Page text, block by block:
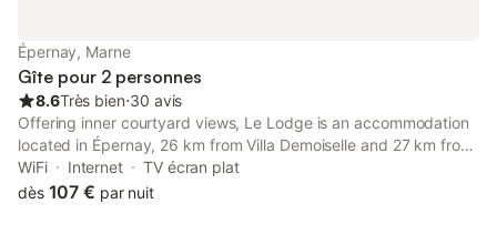
Épernay, Marne
Gîte pour 2 personnes
8.6Très bien⋅30 avis
Offering inner courtyard views, Le Lodge is an accommodation
located in Épernay, 26 km from Villa Demoiselle and 27 km from
Reims Champagne Automobile Museum.
WiFi Internet
TV écran plat
dès 107 € par nuit